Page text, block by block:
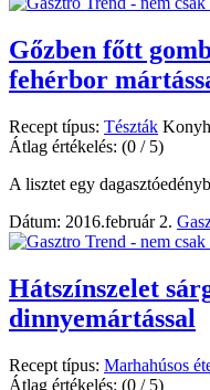
Gőzben főtt
fehérbor
Recept típus: Tészták
Átlag értékelés: (0 / 5)
A lisztet egy
Dátum: 2016.február 2.
Hátszínszelet
dinnyemártással
Recept típus: Marhahúsos
Átlag értékelés: (0 / 5)